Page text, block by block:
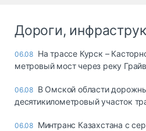
Дороги,
06.08 На трассе Курск –
метровый мост через реку
06.08 В Омской области
десятикилометровый участок
06.08 Минтранс Казахстана с